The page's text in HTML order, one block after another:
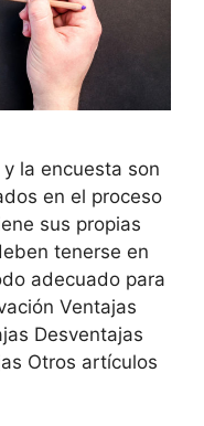
la encuesta son
en el proceso
sus propias
tenerse en
adecuado para
Ventajas
Desventajas
Otros artículos